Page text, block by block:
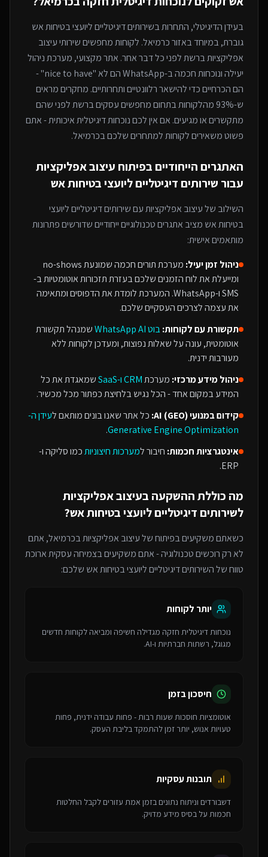
בעידן הדיגיטלי, התחרות בשירותים דיגיטליים ליועצי בטיחות אש
גוברת, במיוחדבאזור כרמיאל. לקוחות מחפשים שירותיעיצוב
אפליקציותברשת לפני כל דבר אחר. אתר מקצועי, מערכת ניהול
יעילה ונוכחות חכמה ב-WhatsApp הם לא "nice to have" -
הם הכרחיים כדי להישאר רלוונטיים ותחרותיים. מחקרים מראים
ש-93% מהלקוחות בתחום מחפשים עסקים ברשת לפני שהם
מתקשרים או מגיעים. אם אין לכם נוכחות דיגיטלית איכותית - אתם
פשוט משאירים לקוחות למתחריםשלכם בכרמיאל.
האתגרים הייחודיים בפיתוח עיצוב אפליקציות
עבור שירותים דיגיטליים ליועצי בטיחות אש
השילוב שלעיצוב אפליקציותעםשירותים דיגיטליים ליועצי
בטיחות אש מציב אתגרים טכנולוגיים ייחודיים שדורשים פתרונות
מותאמים אישית:
ניהול זמן יעיל:
מערכת תורים חכמה שמונעת no-shows
ומייעלת את לוח הזמנים שלכם בעזרת תזכורות אוטומטיות ב-
SMS ו-WhatsApp. המערכת לומדת את הדפוסים ומתאימה
את עצמה לצרכים העסקיים שלכם.
תקשורת עם לקוחות:בוט WhatsApp AI
שמנהל תקשורת
אוטומטית, עונה על שאלות נפוצות, ומעדכן לקוחות ללא
מעורבות ידנית.
ניהול מידע מרכזי: מערכתCRM ו-SaaS
שמאגדת את כל
המידע במקום אחד - הכל נגיש בלחיצת כפתור מכל מכשיר.
קידום במנועי AI (GEO):
כל אתר שאנו בונים מותאם לעידן ה-
Generative Engine Optimization
.
אינטגרציות חכמות: חיבור למערכות חיצוניותכמו סליקה ו-
ERP.
מה כוללת ההשקעה בעיצוב אפליקציות
לשירותים דיגיטליים ליועצי בטיחות אש?
כשאתם משקיעים בפיתוח שלעיצוב אפליקציותבכרמיאל, אתם
לא רק רוכשים טכנולוגיה - אתם משקיעים בצמיחה עסקית ארוכת
טווח של השירותים דיגיטליים ליועצי בטיחות אש שלכם:
יותר לקוחות
נוכחות דיגיטלית חזקה מגדילה חשיפה ומביאה לקוחות חדשים
מגוגל, רשתות חברתיות ו-AI.
חיסכון בזמן
אוטומציות חוסכות שעות רבות - פחות עבודה ידנית, פחות
טעויות אנוש, יותר זמן להתמקד בליבת העסק.
תובנות עסקיות
דשבורדים וניתוח נתונים בזמן אמת עזורים לקבל החלטות
חכמות על בסיס מידע מדויק.